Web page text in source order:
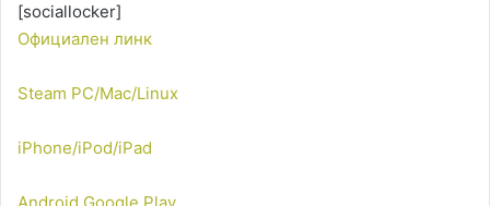
[sociallocker]
Официален линк
Steam PC/Mac/Linux
iPhone/iPod/iPad